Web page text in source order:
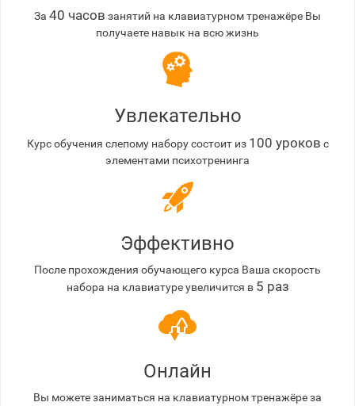
За 40 часов занятий на клавиатурном тренажёре Вы
получаете навык на всю жизнь
Увлекательно
Курс обучения слепому набору состоит из 100 уроков с
элементами психотренинга
Эффективно
После прохождения обучающего курса Ваша скорость
набора на клавиатуре увеличится в 5 раз
Онлайн
Вы можете заниматься на клавиатурном тренажёре за